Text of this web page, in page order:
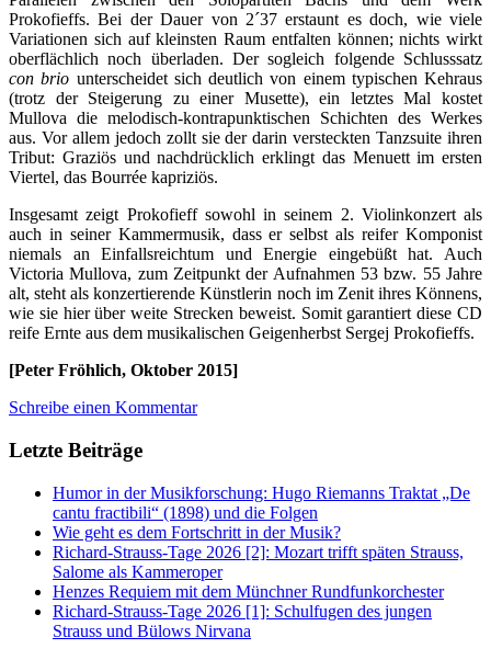
Prokofieffs. Bei der Dauer von 2´37 erstaunt es doch, wie viele
Variationen sich auf kleinsten Raum entfalten können; nichts wirkt
oberflächlich noch überladen. Der sogleich folgende Schlusssatz
con brio unterscheidet sich deutlich von einem typischen Kehraus
(trotz der Steigerung zu einer Musette), ein letztes Mal kostet
Mullova die melodisch-kontrapunktischen Schichten des Werkes
aus. Vor allem jedoch zollt sie der darin versteckten Tanzsuite ihren
Tribut: Graziös und nachdrücklich erklingt das Menuett im ersten
Viertel, das Bourrée kapriziös.
Insgesamt zeigt Prokofieff sowohl in seinem 2. Violinkonzert als
auch in seiner Kammermusik, dass er selbst als reifer Komponist
niemals an Einfallsreichtum und Energie eingebüßt hat. Auch
Victoria Mullova, zum Zeitpunkt der Aufnahmen 53 bzw. 55 Jahre
alt, steht als konzertierende Künstlerin noch im Zenit ihres Könnens,
wie sie hier über weite Strecken beweist. Somit garantiert diese CD
reife Ernte aus dem musikalischen Geigenherbst Sergej Prokofieffs.
[Peter Fröhlich, Oktober 2015]
Schreibe einen Kommentar
Letzte Beiträge
Humor in der Musikforschung: Hugo Riemanns Traktat „De
cantu fractibili“ (1898) und die Folgen
Wie geht es dem Fortschritt in der Musik?
Richard-Strauss-Tage 2026 [2]: Mozart trifft späten Strauss,
Salome als Kammeroper
Henzes Requiem mit dem Münchner Rundfunkorchester
Richard-Strauss-Tage 2026 [1]: Schulfugen des jungen
Strauss und Bülows Nirvana